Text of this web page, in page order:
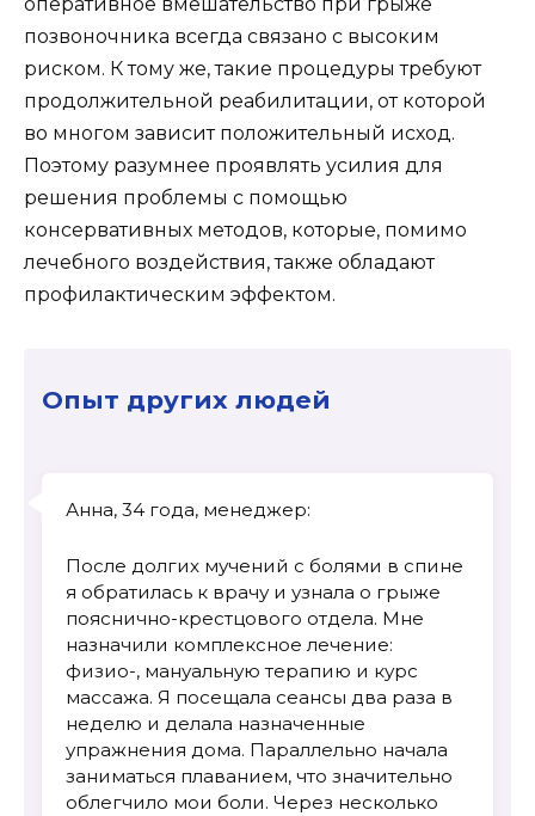
позвоночника всегда связано с высоким
риском. К тому же, такие процедуры требуют
продолжительной реабилитации, от которой
во многом зависит положительный исход.
Поэтому разумнее проявлять усилия для
решения проблемы с помощью
консервативных методов, которые, помимо
лечебного воздействия, также обладают
профилактическим эффектом.
Опыт других людей
Анна, 34 года, менеджер:
После долгих мучений с болями в спине
я обратилась к врачу и узнала о грыже
пояснично-крестцового отдела. Мне
назначили комплексное лечение:
физио-, мануальную терапию и курс
массажа. Я посещала сеансы два раза в
неделю и делала назначенные
упражнения дома. Параллельно начала
заниматься плаванием, что значительно
облегчило мои боли. Через несколько